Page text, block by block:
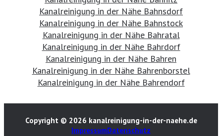
Kanalreinigung in der Nähe Bahnsdorf
Kanalreinigung in der Nähe Bahnstock
Kanalreinigung in der Nähe Bahratal
Kanalreinigung in der Nähe Bahrdorf
Kanalreinigung in der Nähe Bahren
Kanalreinigung in der Nähe Bahrenborstel
Kanalreinigung in der Nähe Bahrendorf
Copyright © 2026 kanalreinigung-in-der-naehe.de
ImpressumDatenschutz